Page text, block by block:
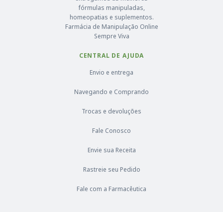
fórmulas manipuladas,
homeopatias e suplementos.
Farmácia de Manipulação Online
Sempre Viva
CENTRAL DE AJUDA
Envio e entrega
Navegando e Comprando
Trocas e devoluções
Fale Conosco
Envie sua Receita
Rastreie seu Pedido
Fale com a Farmacêutica